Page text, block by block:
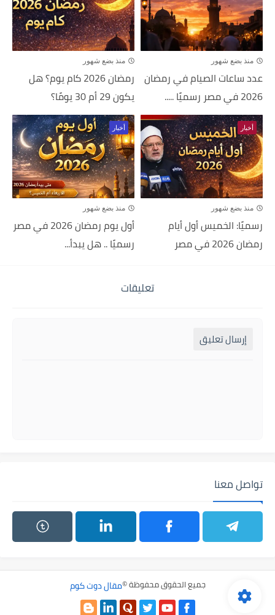
منذ بضع شهور
عدد ساعات الصيام في رمضان
2026 في مصر رسميًا .....
منذ بضع شهور
رمضان 2026 كام يوم؟ هل
يكون 29 أم 30 يومًا؟
أخبار
منذ بضع شهور
رسميًا: الخميس أول أيام
رمضان 2026 في مصر
أخبار
منذ بضع شهور
أول يوم رمضان 2026 في مصر
رسميًا .. هل يبدأ...
تعليقات
إرسال تعليق
تواصل معنا
جميع الحقوق محفوظة ©مقال دوت كوم